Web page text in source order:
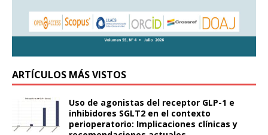
ARTÍCULOS MÁS VISTOS
Uso de agonistas del receptor GLP-1 e
inhibidores SGLT2 en el contexto
perioperatorio: Implicaciones clínicas y